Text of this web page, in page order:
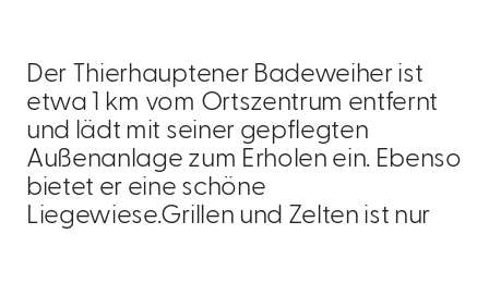
Der Thierhauptener Badeweiher ist
etwa 1 km vom Ortszentrum entfernt
und lädt mit seiner gepflegten
Außenanlage zum Erholen ein. Ebenso
bietet er eine schöne
Liegewiese.Grillen und Zelten ist nur